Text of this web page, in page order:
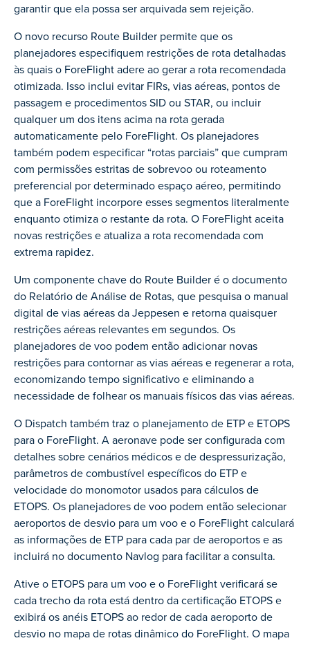
garantir que ela possa ser arquivada sem rejeição.
O novo recurso Route Builder permite que os
planejadores especifiquem restrições de rota detalhadas
às quais o ForeFlight adere ao gerar a rota recomendada
otimizada. Isso inclui evitar FIRs, vias aéreas, pontos de
passagem e procedimentos SID ou STAR, ou incluir
qualquer um dos itens acima na rota gerada
automaticamente pelo ForeFlight. Os planejadores
também podem especificar “rotas parciais” que cumpram
com permissões estritas de sobrevoo ou roteamento
preferencial por determinado espaço aéreo, permitindo
que a ForeFlight incorpore esses segmentos literalmente
enquanto otimiza o restante da rota. O ForeFlight aceita
novas restrições e atualiza a rota recomendada com
extrema rapidez.
Um componente chave do Route Builder é o documento
do Relatório de Análise de Rotas, que pesquisa o manual
digital de vias aéreas da Jeppesen e retorna quaisquer
restrições aéreas relevantes em segundos. Os
planejadores de voo podem então adicionar novas
restrições para contornar as vias aéreas e regenerar a rota,
economizando tempo significativo e eliminando a
necessidade de folhear os manuais físicos das vias aéreas.
O Dispatch também traz o planejamento de ETP e ETOPS
para o ForeFlight. A aeronave pode ser configurada com
detalhes sobre cenários médicos e de despressurização,
parâmetros de combustível específicos do ETP e
velocidade do monomotor usados para cálculos de
ETOPS. Os planejadores de voo podem então selecionar
aeroportos de desvio para um voo e o ForeFlight calculará
as informações de ETP para cada par de aeroportos e as
incluirá no documento Navlog para facilitar a consulta.
Ative o ETOPS para um voo e o ForeFlight verificará se
cada trecho da rota está dentro da certificação ETOPS e
exibirá os anéis ETOPS ao redor de cada aeroporto de
desvio no mapa de rotas dinâmico do ForeFlight. O mapa